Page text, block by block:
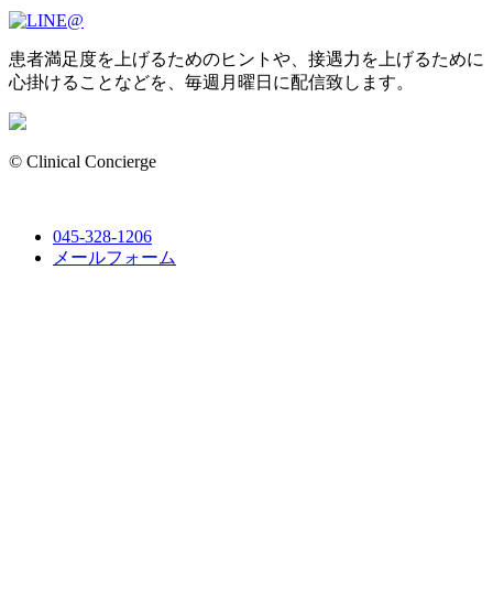
患者満足度を上げるためのヒントや、接遇力を上げるために
心掛けることなどを、毎週月曜日に配信致します。
© Clinical Concierge
045-328-1206
メールフォーム